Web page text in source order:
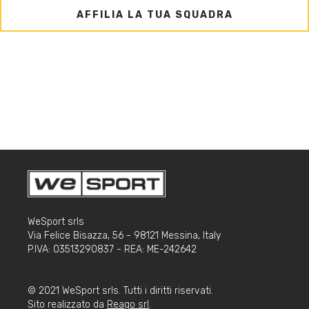
AFFILIA LA TUA SQUADRA
WeSport srls
Via Felice Bisazza, 56 - 98121 Messina, Italy
P.IVA: 03513290837 - REA: ME-242642
© 2021 WeSport srls. Tutti i diritti riservati.
Sito realizzato da Reago srl .